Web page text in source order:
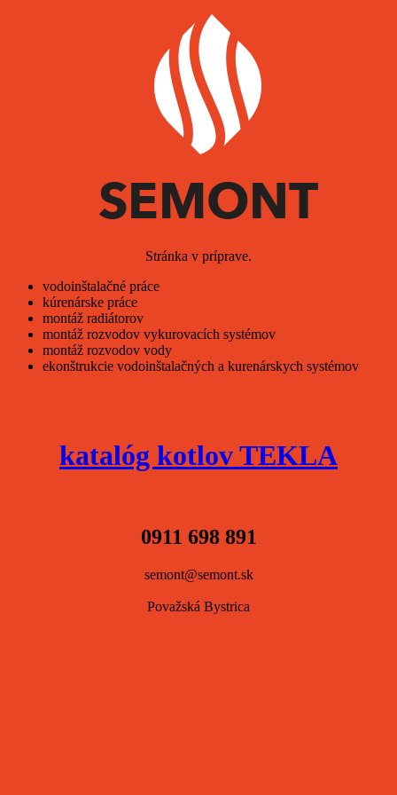
Stránka v príprave.
vodoinštalačné práce
kúrenárske práce
montáž radiátorov
montáž rozvodov vykurovacích systémov
montáž rozvodov vody
ekonštrukcie vodoinštalačných a kurenárskych systémov
katalóg kotlov TEKLA
0911 698 891
semont@semont.sk
Považská Bystrica